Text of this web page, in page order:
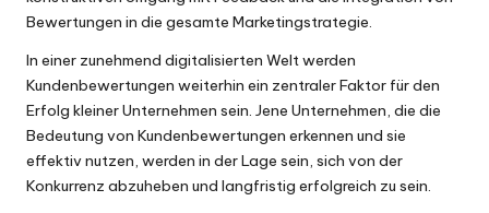
Bewertungen in die gesamte Marketingstrategie.
In einer zunehmend digitalisierten Welt werden
Kundenbewertungen weiterhin ein zentraler Faktor für den
Erfolg kleiner Unternehmen sein. Jene Unternehmen, die die
Bedeutung von Kundenbewertungen erkennen und sie
effektiv nutzen, werden in der Lage sein, sich von der
Konkurrenz abzuheben und langfristig erfolgreich zu sein.